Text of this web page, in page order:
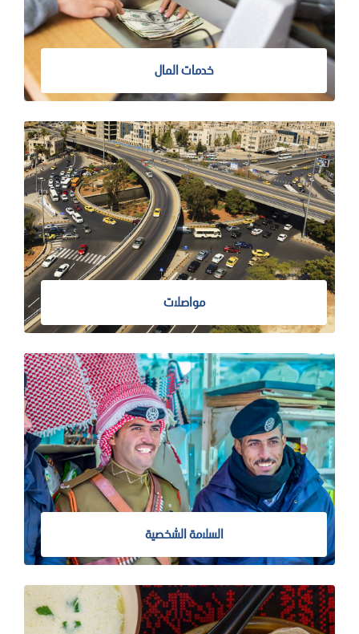
خدمات المال
مواصلات
السلامة الشخصية